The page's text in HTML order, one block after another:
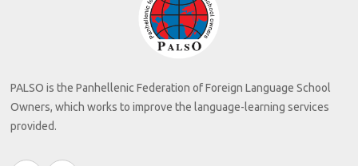
PALSO is the Panhellenic Federation of Foreign Language School
Owners, which works to improve the language-learning services
provided.